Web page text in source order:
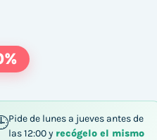
Pide de lunes a jueves antes de
las 12:00 y recógelo el mismo